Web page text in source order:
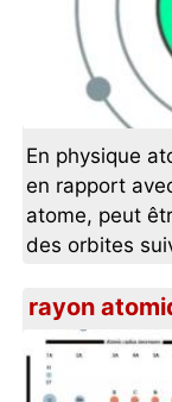
En physique
en rapport
atome, peut
des orbites
rayon